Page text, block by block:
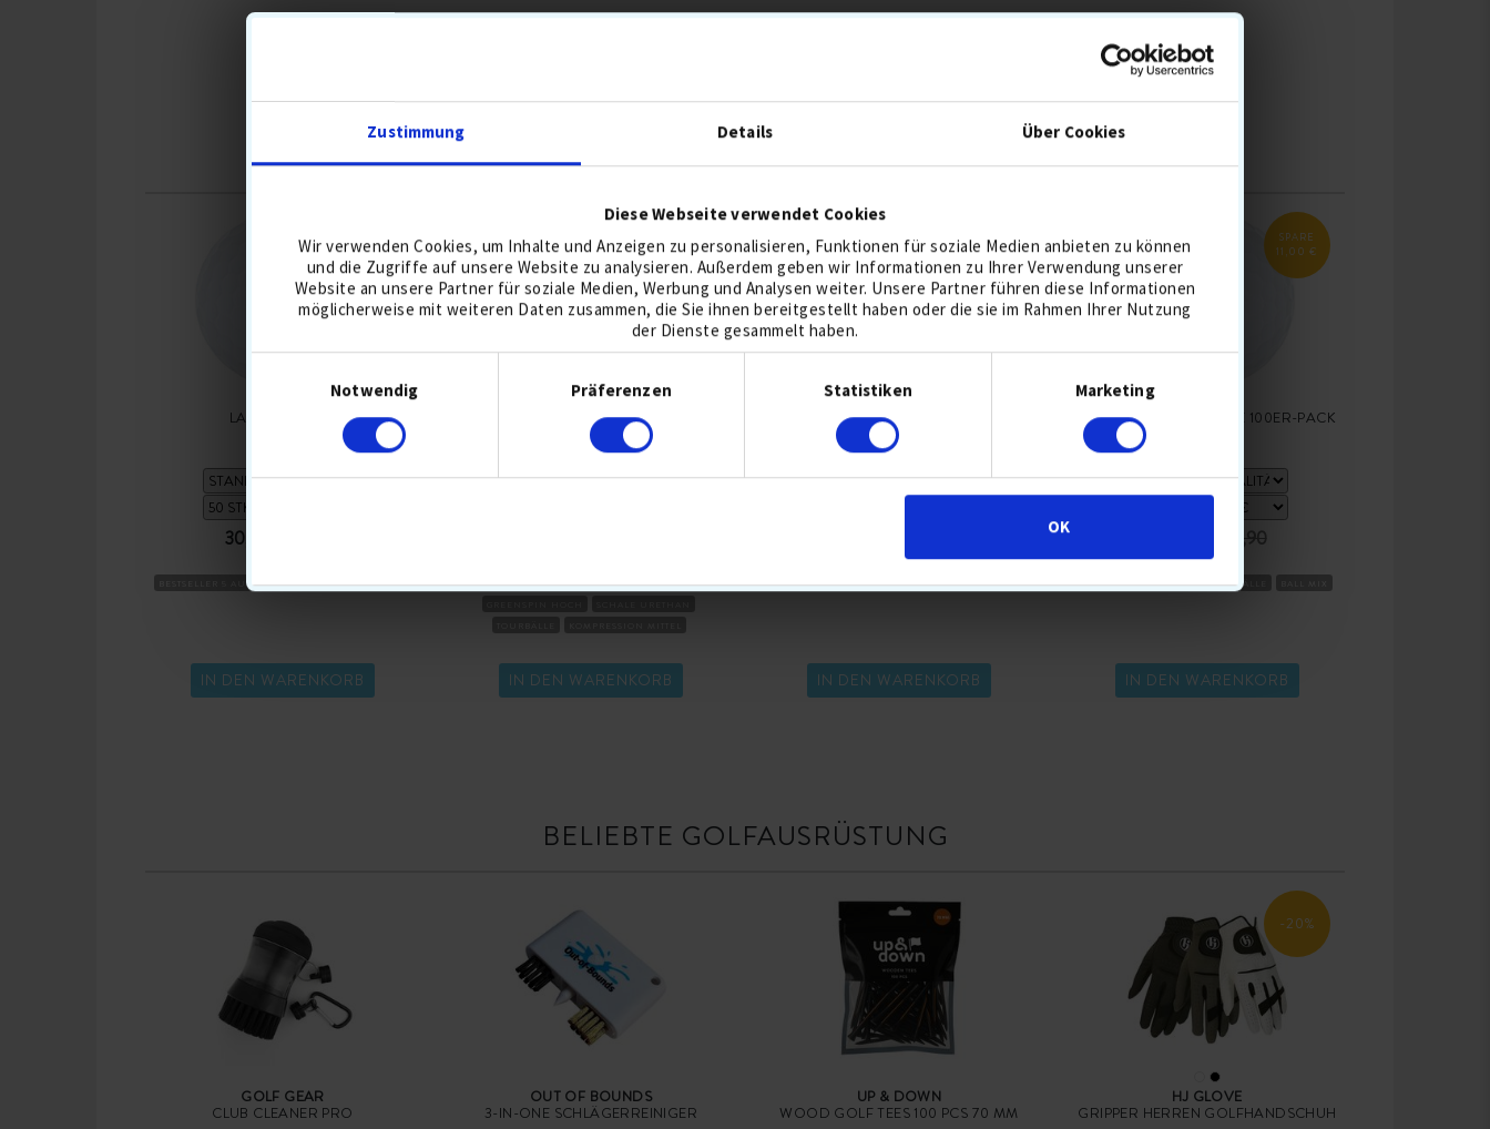
Zustimmung Details Über Cookies
Diese Webseite verwendet Cookies
Wir verwenden Cookies, um Inhalte und Anzeigen zu personalisieren, Funktionen für soziale Medien anbieten zu können
und die Zugriffe auf unsere Website zu analysieren. Außerdem geben wir Informationen zu Ihrer Verwendung unserer
Website an unsere Partner für soziale Medien, Werbung und Analysen weiter. Unsere Partner führen diese Informationen
möglicherweise mit weiteren Daten zusammen, die Sie ihnen bereitgestellt haben oder die sie im Rahmen Ihrer Nutzung
der Dienste gesammelt haben.
Notwendig
Präferenzen Statistiken Marketing
OK
DERZEIT MEISTVERKAUFTE GOLFBÄLLE
SUMMER
SALE
LAKEBALLS MIX
30,90 €
BESTSELLER 5 AUG DISTANZBÄLLE BALL MIX
IN DEN WARENKORB
TITLEIST PRO V1 GOLFBÄLLE
BESTSELLER 5 AUG 3-PIECE
BALLFLUG-MITTEL
IN DEN WARENKORB
10,00
€
CALLAWAY MIX GOLFBÄLLE
BESTSELLER 5 AUG BALL MIX
IN DEN WARENKORB
SPARE
11,00 €
GEMISCHTE GOLFBÄLLE 100ER-PACK
64,90
BESTSELLER 5 AUG DISTANZBÄLLE
IN DEN WARENKORB
BELIEBTE GOLFAUSRÜSTUNG
GOLF GEAR
CLUB CLEANER PRO
OUT OF BOUNDS
3-IN-ONE SCHLÄGERREINIGER
UP & DOWN
WOOD GOLF TEES 100 PCS 70 MM
-20%
HJ GLOVE
GRIPPER HERREN GOLFHANDSCHUH